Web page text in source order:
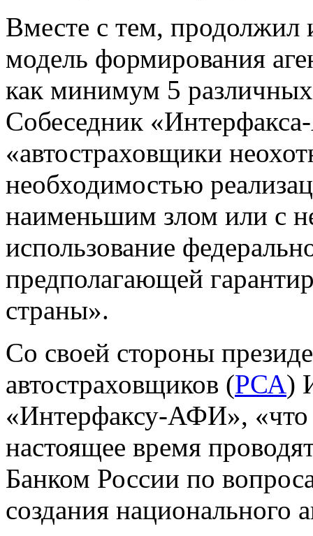
Вместе с тем, продолжил
модель формирования
как минимум 5
Собеседник
«автостраховщики
необходимостью
наименьшим злом или с
использование
предполагающей
страны».
Со своей стороны
автостраховщиков (РСА)
«Интерфаксу-АФИ», «что
настоящее время
Банком России по
создания